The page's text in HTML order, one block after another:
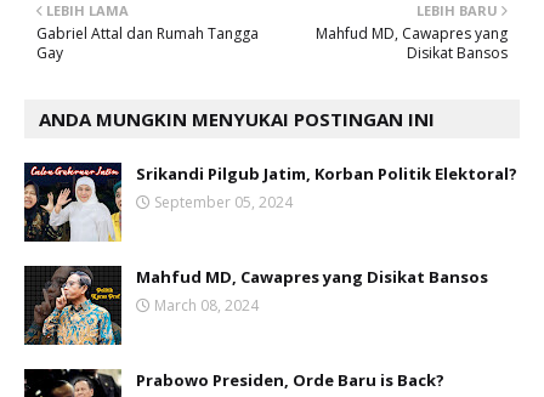
LEBIH BARU
Mahfud MD, Cawapres yang
Disikat Bansos
LEBIH LAMA
Gabriel Attal dan Rumah Tangga
Gay
ANDA MUNGKIN MENYUKAI POSTINGAN INI
Srikandi Pilgub Jatim, Korban Politik Elektoral?
September 05, 2024
Mahfud MD, Cawapres yang Disikat Bansos
March 08, 2024
Prabowo Presiden, Orde Baru is Back?